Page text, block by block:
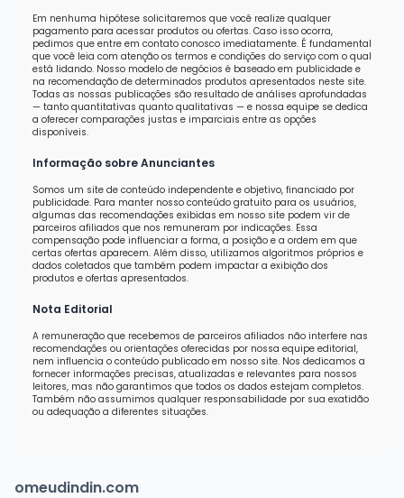
Em nenhuma hipótese solicitaremos que você realize qualquer
pagamento para acessar produtos ou ofertas. Caso isso ocorra,
pedimos que entre em contato conosco imediatamente. É fundamental
que você leia com atenção os termos e condições do serviço com o qual
está lidando. Nosso modelo de negócios é baseado em publicidade e
na recomendação de determinados produtos apresentados neste site.
Todas as nossas publicações são resultado de análises aprofundadas
— tanto quantitativas quanto qualitativas — e nossa equipe se dedica
a oferecer comparações justas e imparciais entre as opções
disponíveis.
Informação sobre Anunciantes
Somos um site de conteúdo independente e objetivo, financiado por
publicidade. Para manter nosso conteúdo gratuito para os usuários,
algumas das recomendações exibidas em nosso site podem vir de
parceiros afiliados que nos remuneram por indicações. Essa
compensação pode influenciar a forma, a posição e a ordem em que
certas ofertas aparecem. Além disso, utilizamos algoritmos próprios e
dados coletados que também podem impactar a exibição dos
produtos e ofertas apresentados.
Nota Editorial
A remuneração que recebemos de parceiros afiliados não interfere nas
recomendações ou orientações oferecidas por nossa equipe editorial,
nem influencia o conteúdo publicado em nosso site. Nos dedicamos a
fornecer informações precisas, atualizadas e relevantes para nossos
leitores, mas não garantimos que todos os dados estejam completos.
Também não assumimos qualquer responsabilidade por sua exatidão
ou adequação a diferentes situações.
omeudindin.com